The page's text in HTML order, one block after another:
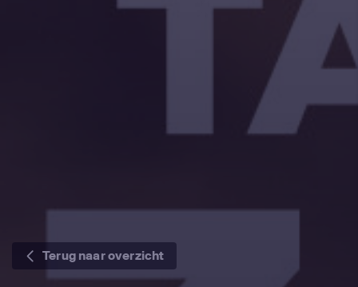
Terug naar overzicht